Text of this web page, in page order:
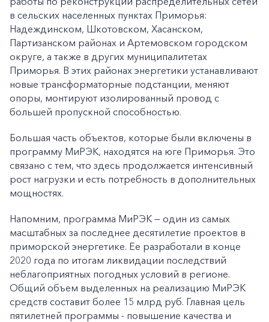
+7-800-700-24-57
Частным клиентам
Корпоративным клиентам
в сельских населенных пунктах Приморья:
Надеждинском, Шкотовском, Хасанском,
Партизанском районах и Артемовском городском
округе, а также в других муниципалитетах
Приморья. В этих районах энергетики устанавливают
новые трансформаторные подстанции, меняют
опоры, монтируют изолированный провод с
большей пропускной способностью.
Большая часть объектов, которые были включены в
программу МиРЭК, находятся на юге Приморья. Это
связано с тем, что здесь продолжается интенсивный
рост нагрузки и есть потребность в дополнительных
мощностях.
Напомним, программа МиРЭК — один из самых
масштабных за последнее десятилетие проектов в
приморской энергетике. Ее разработали в конце
2020 года по итогам ликвидации последствий
неблагоприятных погодных условий в регионе.
Общий объем выделенных на реализацию МиРЭК
средств составит более 15 млрд руб. Главная цель
пятилетней программы - повышение качества и